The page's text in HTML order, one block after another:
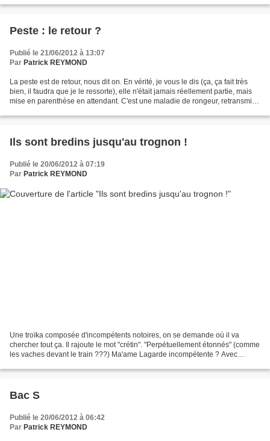
Peste : le retour ?
Publié le 21/06/2012 à 13:07
Par Patrick REYMOND
La peste est de retour, nous dit on. En vérité, je vous le dis (ça, ça fait très
bien, il faudra que je le ressorte), elle n'était jamais réellement partie, mais
mise en parenthèse en attendant. C'est une maladie de rongeur, retransmise
Ils sont bredins jusqu'au trognon !
Publié le 20/06/2012 à 07:19
Par Patrick REYMOND
Une troïka composée d'incompétents notoires, on se demande où il va
chercher tout ça. Il rajoute le mot "crétin". "Perpétuellement étonnés" (comme
les vaches devant le train ???) Ma'ame Lagarde incompétente ? Avec
Bac S
Publié le 20/06/2012 à 06:42
Par Patrick REYMOND